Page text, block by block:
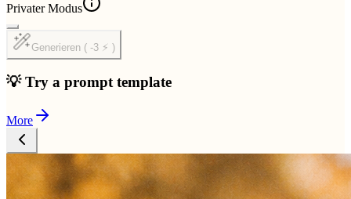
Privater Modus
Generieren ( -3 ⚡ )
💡 Try a prompt template
More